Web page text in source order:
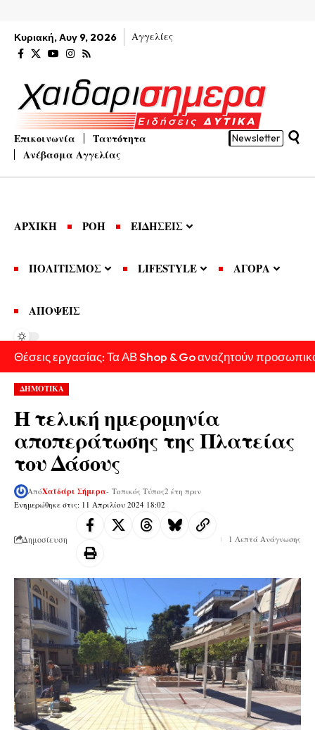
Κυριακή, Αυγ 9, 2026 Αγγελίες
Επικοινωνία
Ταυτότητα
Ανέβασμα Αγγελίας
Newsletter
ΑΡΧΙΚΗ ΡΟΗ ΕΙΔΗΣΕΙΣ
ΠΟΛΙΤΙΣΜΟΣ LIFESTYLE ΑΓΟΡΑ
ΑΠΟΨΕΙΣ
Θέσεις εργασίας: Τα ΑΒ Shop & Go αναζητούν
ΔΗΜΟΤΙΚΑ
Η τελική ημερομηνία
αποπεράτωσης της Πλατείας
του Δάσους
Ενημερώθηκε στις: 11 Απριλίου 2024 18:02
ΑπόΧαϊδάρι Σήμερα- Τοπικός Τύπος2 έτη πριν
Δημοσίευση 1 Λεπτά Ανάγνωσης